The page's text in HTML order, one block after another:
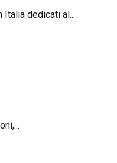
dedicati al...